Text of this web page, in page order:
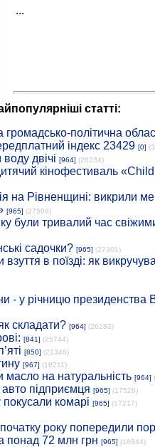
...
статті:
політична
індекс 23429 [0]
двічі [964] (28234)
кінофестиваль
на Рівненщині: викрили
[965] (27506)
були тривалий час
садочки? [965] (27301)
в поїзді: як
- у річницю президенства
складати? [964] (26283)
[841] (25744)
[850] (21346)
[967] (18211)
масло на натуральність [964]
підприємця [965] (17526)
комарі [965] (17217)
року попередили
понад 72 млн грн [965] (16844)